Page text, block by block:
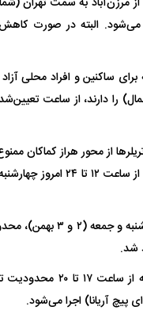
می‌شود. البته در صورت
ساکنین و افراد محلی
دارند، از ساعت
از محور هراز کماکان
کامیونت‌ها (به‌استثنای خودرو‌های
وی این را هم گفت: در صورت
شد.
سردار کرمی اسد در خصوص محور
پیچ آریانا) اجرا می‌شود.